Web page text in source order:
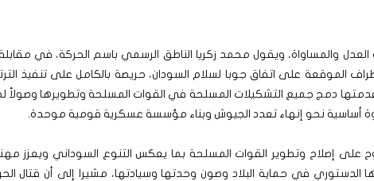
العدل والمساواة، ويقول محمد زكريا الناطق الرسمي باسم الحركة، في
الموقعة على اتفاق جوبا لسلام السودان، حريصة بالكامل على تنفيذ
مقدمتها دمج جميع التشكيلات المسلحة في القوات المسلحة وتطويرها وصولاً
أساسية نحو إنهاء تعدد الجيوش وبناء مؤسسة عسكرية قومية موحدة.
على إصلاح وتطوير القوات المسلحة بما يعكس التنوع السوداني ويعزز
الدستوري في حماية البلاد وصون وحدتها وسيادتها، مشيرا إلى أن قتال